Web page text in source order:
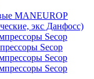
MANEUROP
экс Данфосс)
Secop
Secop
Secop
Secop